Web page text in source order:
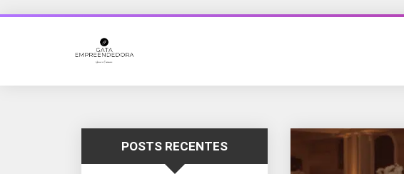
POSTS RECENTES